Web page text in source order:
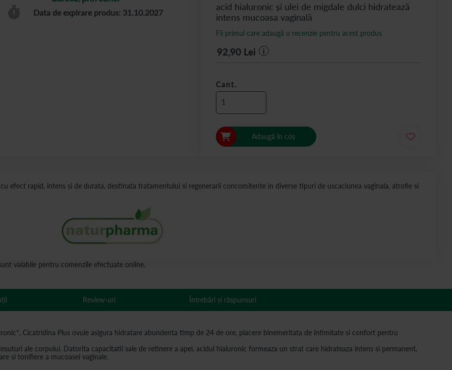
Data de expirare produs: 31.10.2027
efect rapid, intens si de durata, destinata tratamentului si regenerarii concomitente in diverse tipuri de uscaciunea vaginala, atrofie si
acid hialuronic și ulei de migdale dulci hidratează
intens mucoasa vaginală
Fii primul care adaugă o recenzie pentru acest produs
92,90Lei i
Cant.
Adaugă în coș
valabile pentru comenzile efectuate online.
Cicatridina Plus ovule asigura hidratare abundenta timp de 24 de ore, placere binemeritata de intimitate si confort pentru
ale corpului. Datorita capacitatii sale de retinere a apei, acidul hialuronic formeaza un strat care hidrateaza intens si permanent,
si tonifiere a mucoasei vaginale.
Review-uri Întrebări și răspunsuri